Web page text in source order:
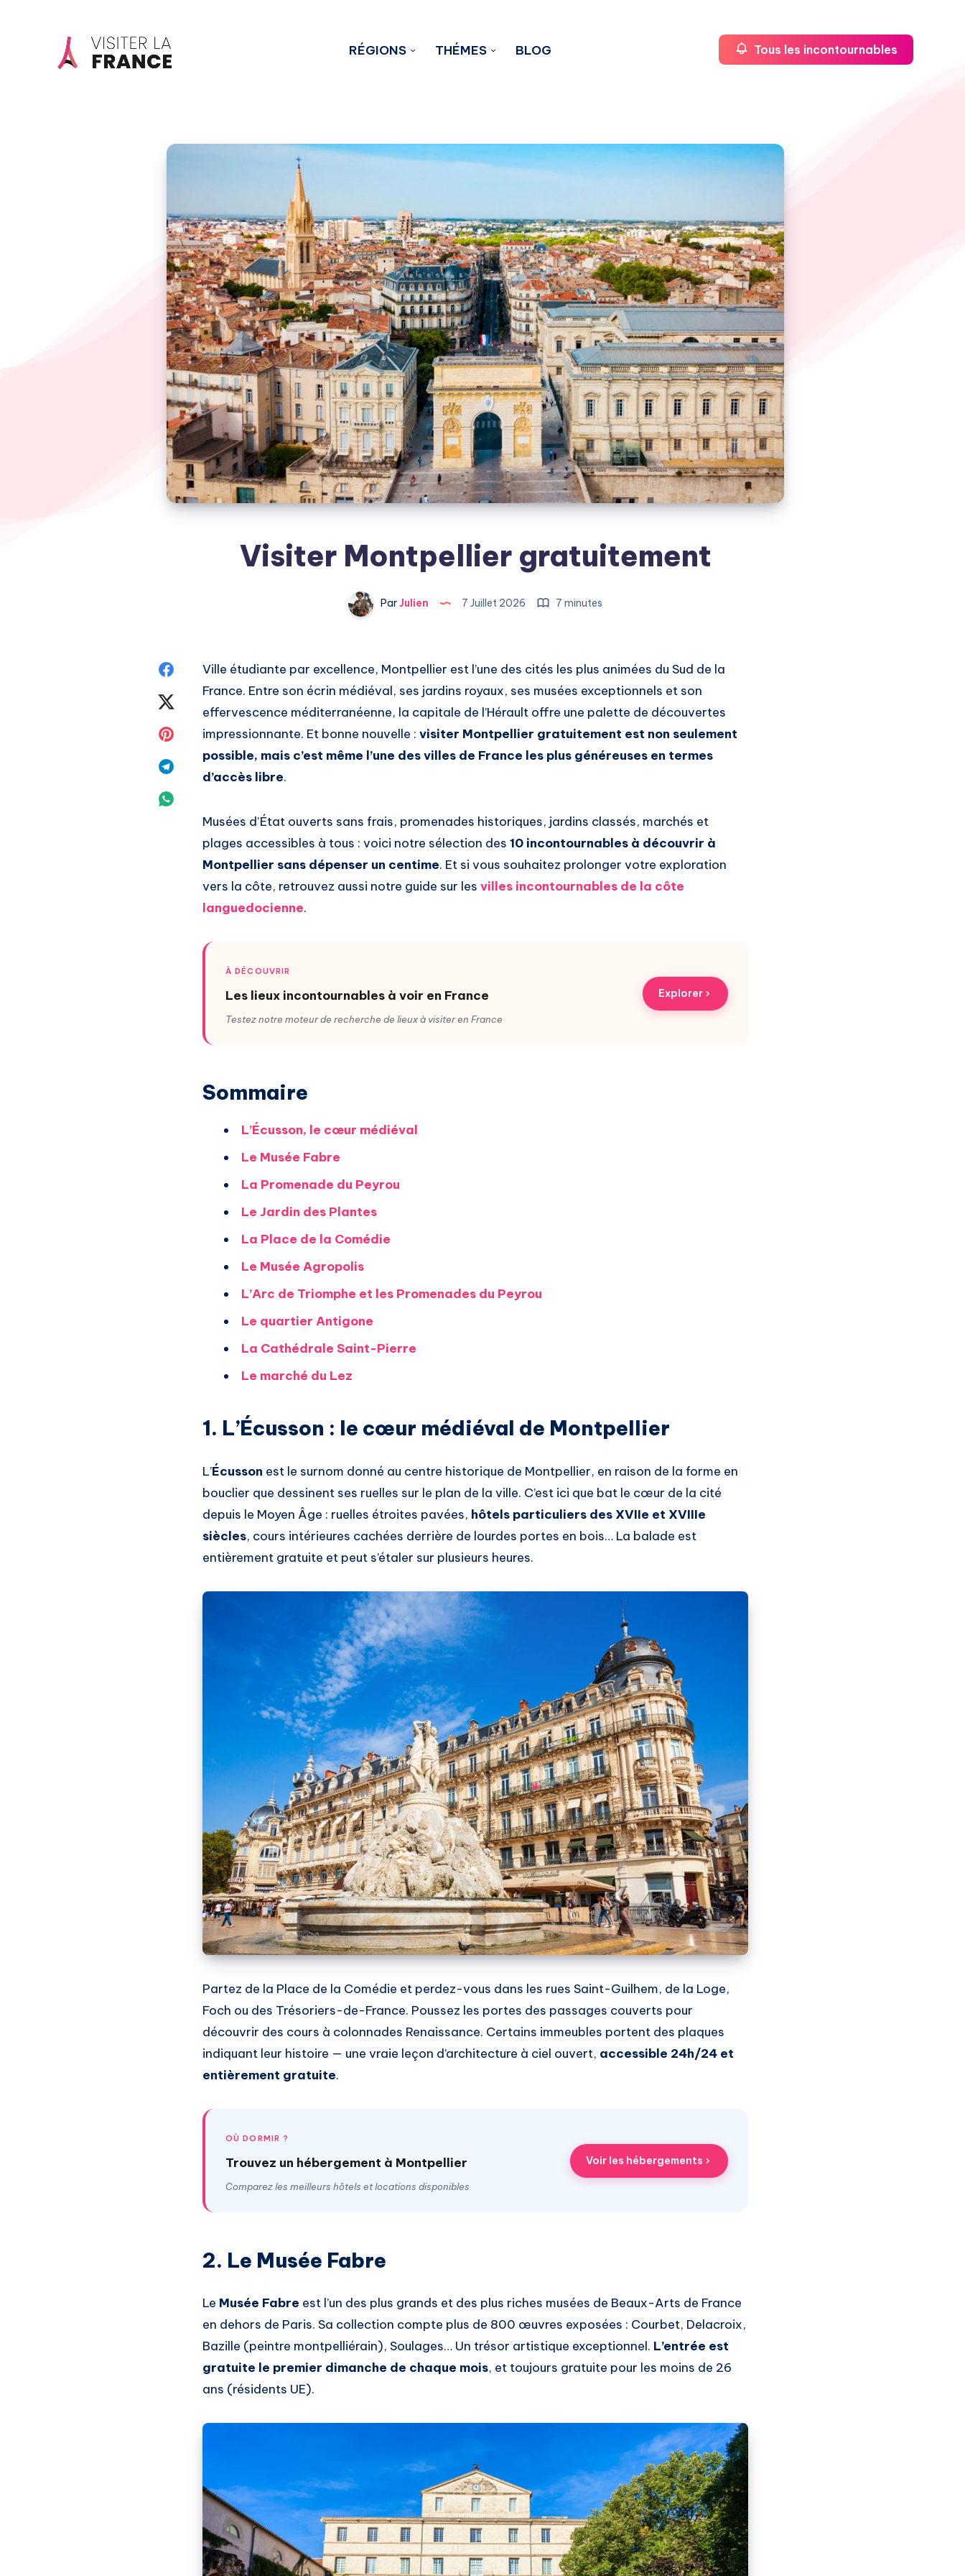
RÉGIONS THÉMES BLOG Tous les incontournables
Visiter Montpellier gratuitement
ParJulien 7 Juillet 2026 7 minutes
Share
Facebook
Twitter
Share
Share
Telegram
Ville étudiante par excellence, Montpellier est l’une des cités les plus animées du Sud de la
France. Entre son écrin médiéval, ses jardins royaux, ses musées exceptionnels et son
effervescence méditerranéenne, la capitale de l’Hérault offre une palette de découvertes
impressionnante. Et bonne nouvelle : visiter Montpellier gratuitement est non seulement
possible, mais c’est même l’une des villes de France les plus généreuses en termes
d’accès libre.
Musées d’État ouverts sans frais, promenades historiques, jardins classés, marchés et
plages accessibles à tous : voici notre sélection des 10 incontournables à découvrir à
Montpellier sans dépenser un centime. Et si vous souhaitez prolonger votre exploration
vers la côte, retrouvez aussi notre guide sur les villes incontournables de la côte
languedocienne.
À DÉCOUVRIR
Les lieux incontournables à voir en France
Testez notre moteur de recherche de lieux à visiter en France
Explorer
Sommaire
L’Écusson, le cœur médiéval
Le Musée Fabre
La Promenade du Peyrou
Le Jardin des Plantes
La Place de la Comédie
Le Musée Agropolis
L’Arc de Triomphe et les Promenades du Peyrou
Le quartier Antigone
La Cathédrale Saint-Pierre
Le marché du Lez
1. L’Écusson : le cœur médiéval de Montpellier
L’Écusson est le surnom donné au centre historique de Montpellier, en raison de la forme en
bouclier que dessinent ses ruelles sur le plan de la ville. C’est ici que bat le cœur de la cité
depuis le Moyen Âge : ruelles étroites pavées, hôtels particuliers des XVIIe et XVIIIe
siècles, cours intérieures cachées derrière de lourdes portes en bois… La balade est
entièrement gratuite et peut s’étaler sur plusieurs heures.
Partez de la Place de la Comédie et perdez-vous dans les rues Saint-Guilhem, de la Loge,
Foch ou des Trésoriers-de-France. Poussez les portes des passages couverts pour
découvrir des cours à colonnades Renaissance. Certains immeubles portent des plaques
indiquant leur histoire — une vraie leçon d’architecture à ciel ouvert, accessible 24h/24 et
entièrement gratuite.
OÙ DORMIR ?
Trouvez un hébergement à Montpellier
Comparez les meilleurs hôtels et locations disponibles
Voir les hébergements
2. Le Musée Fabre
Le Musée Fabre est l’un des plus grands et des plus riches musées de Beaux-Arts de France
en dehors de Paris. Sa collection compte plus de 800 œuvres exposées : Courbet, Delacroix,
Bazille (peintre montpelliérain), Soulages… Un trésor artistique exceptionnel. L’entrée est
gratuite le premier dimanche de chaque mois, et toujours gratuite pour les moins de 26
ans (résidents UE).